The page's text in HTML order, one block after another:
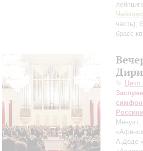
часть);
брасс-
Цикл
Менуэт;
А.Доде